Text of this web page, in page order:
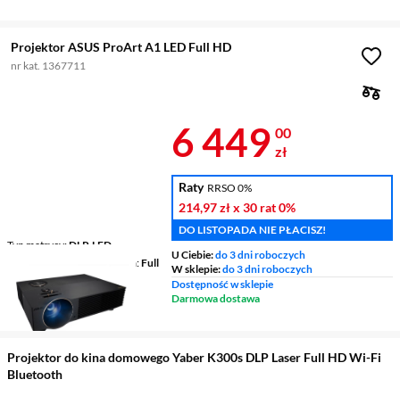
Projektor ASUS ProArt A1 LED Full HD
nr kat. 1367711
Typ matrycy DLP, LED
Rozdzielczość podstawowa Full
HD 1080p (1920 x 1080)
Kontrast 800 :1
Jasność 3000 ANSI lumen
Cena 6 449
6 449 00
zł
Raty RRSO 0%
214,97 złx 30 rat0%
DO LISTOPADA NIE PŁACISZ!
U Ciebie:do 3 dni roboczych
W sklepie:do 3 dni roboczych
Dostępność w sklepie
Darmowa dostawa
Projektor do kina domowego Yaber K300s DLP Laser Full HD Wi-Fi
Bluetooth